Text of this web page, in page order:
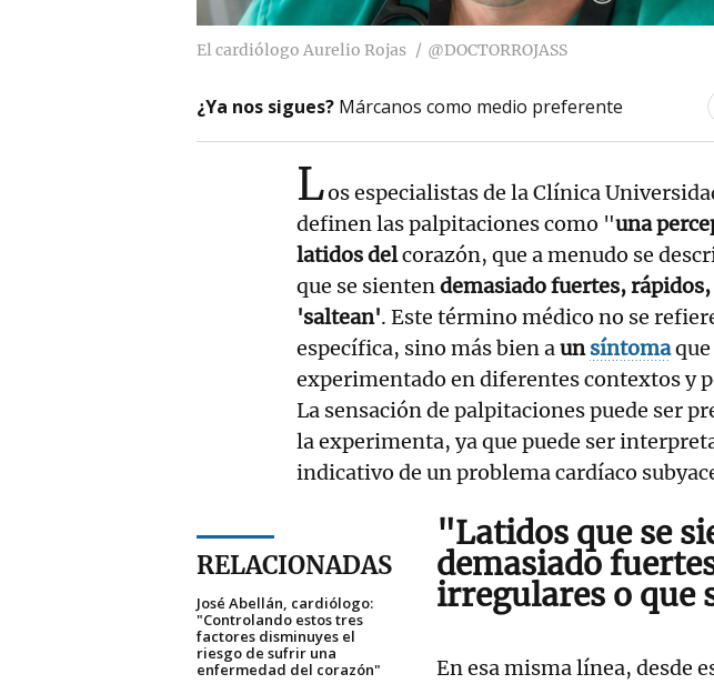
El cardiólogo Aurelio Rojas @DOCTORROJASS
¿Ya nos sigues? Márcanos como medio preferente
Los especialistas de la Clínica
definen las palpitaciones como "una
latidos delcorazón, que a menudo se
que se sientendemasiado fuertes,
'saltean'. Este término médico no se
específica, sino más bien aunsíntomaque
experimentado en diferentes contextos y
La sensación de palpitaciones puede ser
la experimenta, ya que puede ser
indicativo de un problema cardíaco
RELACIONADAS
José Abellán, cardiólogo:
"Controlando estos tres
factores disminuyes el
riesgo de sufrir una
enfermedad del corazón"
"Latidos que se
demasiado
irregulares o que
En esa misma línea, desde